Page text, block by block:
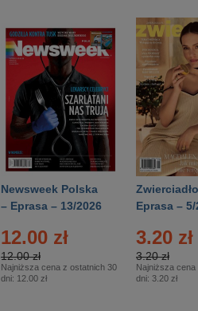
Newsweek Polska
– Eprasa – 13/2026
12.00 zł
12.00 zł
Najniższa cena z ostatnich 30
dni: 12.00 zł
Eprasa – 5/
3.20 zł
3.20 zł
Najniższa
dni: 3.20 zł